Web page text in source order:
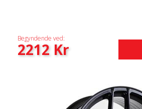
Begyndende ved:
2212Kr